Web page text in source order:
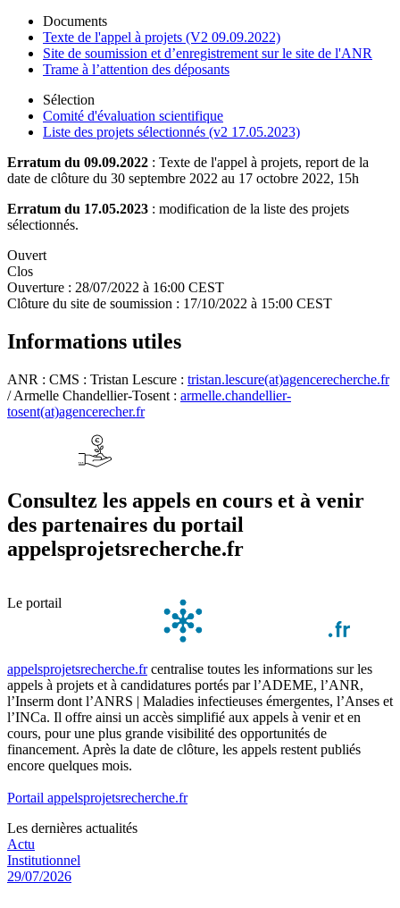
Documents
Texte de l'appel à projets (V2 09.09.2022)
Site de soumission et d’enregistrement sur le site de l'ANR
Trame à l’attention des déposants
Sélection
Comité d'évaluation scientifique
Liste des projets sélectionnés (v2 17.05.2023)
Erratum du 09.09.2022 : Texte de l'appel à projets, report de la
date de clôture du 30 septembre 2022 au 17 octobre 2022, 15h
Erratum du 17.05.2023 : modification de la liste des projets
sélectionnés.
Ouvert
Clos
Ouverture : 28/07/2022 à 16:00 CEST
Clôture du site de soumission : 17/10/2022 à 15:00 CEST
Informations utiles
ANR : CMS : Tristan Lescure : tristan.lescure(at)agencerecherche.fr
/ Armelle Chandellier-Tosent : armelle.chandellier-
tosent(at)agencerecher.fr
Consultez les appels en cours et à venir
des partenaires du portail
appelsprojetsrecherche.fr
Le portail
appelsprojetsrecherche.frcentralise toutes les informations sur les
appels à projets et à candidatures portés par l’ADEME, l’ANR,
l’Inserm dont l’ANRS | Maladies infectieuses émergentes, l’Anses et
l’INCa. Il offre ainsi un accès simplifié aux appels à venir et en
cours, pour une plus grande visibilité des opportunités de
financement. Après la date de clôture, les appels restent publiés
encore quelques mois.
Portail appelsprojetsrecherche.fr
Les dernières actualités
Actu
Institutionnel
29/07/2026